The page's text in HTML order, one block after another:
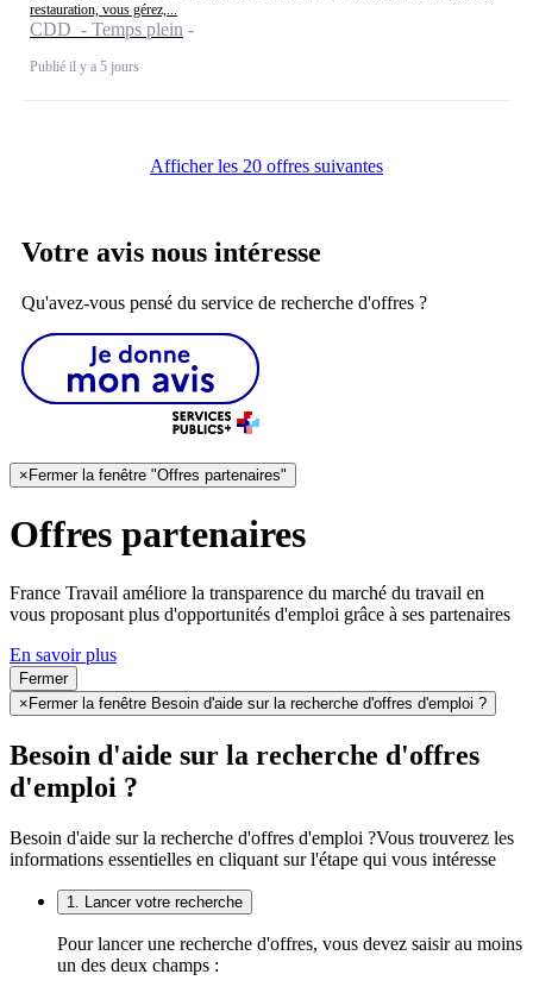
restauration, vous gérez,...
CDD - Temps plein
Publié il y a 5 jours
Afficher les 20 offres suivantes
Votre avis nous intéresse
Qu'avez-vous pensé du service de recherche d'offres ?
× Fermer la fenêtre "Offres partenaires"
Offres partenaires
France Travail améliore la transparence du marché du travail en
vous proposant plus d'opportunités d'emploi grâce à ses partenaires
En savoir plus
Fermer
× Fermer la fenêtre Besoin d'aide sur la recherche d'offres d'emploi ?
Besoin d'aide sur la recherche d'offres
d'emploi ?
Besoin d'aide sur la recherche d'offres d'emploi ?Vous trouverez les
informations essentielles en cliquant sur l'étape qui vous intéresse
1. Lancer votre recherche
Pour lancer une recherche d'offres, vous devez saisir au moins
un des deux champs :